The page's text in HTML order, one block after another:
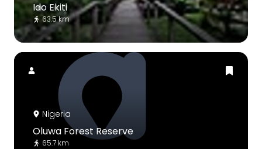
Ido Ekiti
63.5 km
Nigeria
Oluwa Forest Reserve
65.7 km